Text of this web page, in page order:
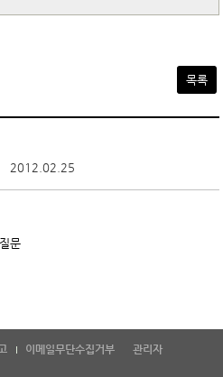
목록
2012.02.25
문
이메일무단수집거부 관리자